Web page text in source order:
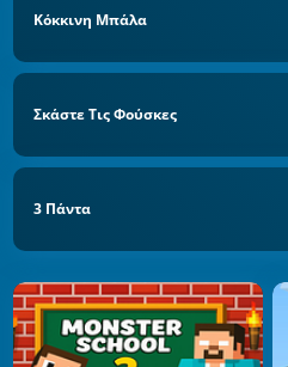
Κόκκινη Μπάλα
Σκάστε Τις Φούσκες
3 Πάντα